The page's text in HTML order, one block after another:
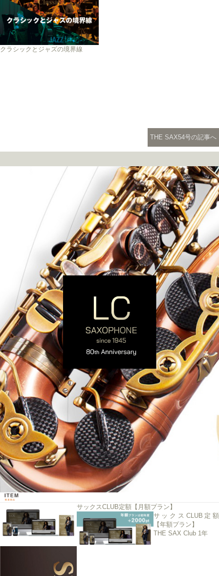
クラシックとジャズの境界線
THE SAX54号の記事へ
サックスCLUB定額【月額プラン】
サックスCLUB定額
【年額プラン】
THE SAX Club 1年